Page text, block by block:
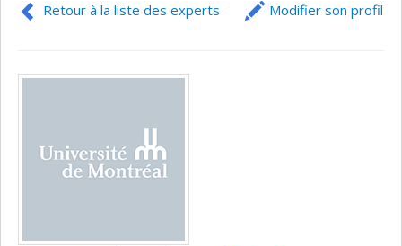
Retour à la liste des experts Modifier son profil